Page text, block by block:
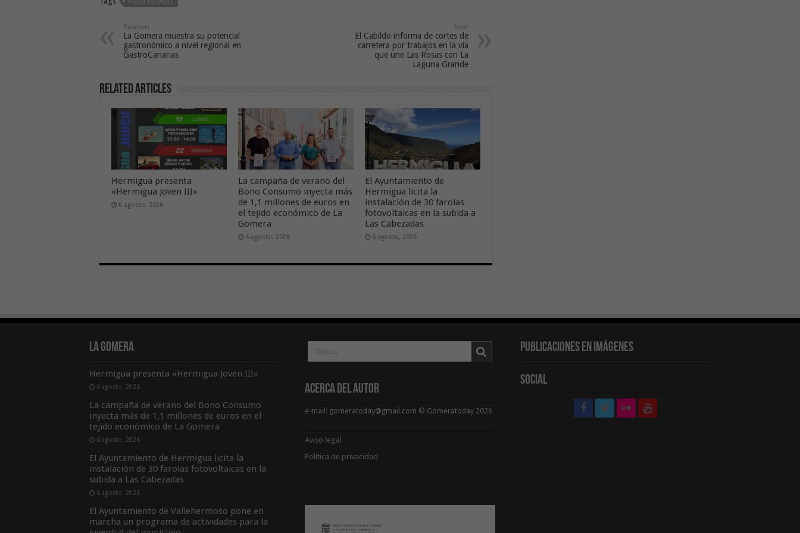
Previous
La Gomera muestra su potencial
gastronómico a nivel regional en
GastroCanarias
Next
El Cabildo informa de cortes de
carretera por trabajos en la vía
que une Las Rosas con La
Laguna Grande
Related Articles
Hermigua presenta
«Hermigua Joven III»
6 agosto, 2026
La campaña de verano del
Bono Consumo inyecta más
de 1,1 millones de euros en
el tejido económico de La
Gomera
6 agosto, 2026
El Ayuntamiento de
Hermigua licita la
instalación de 30 farolas
fotovoltaicas en la subida a
Las Cabezadas
6 agosto, 2026
La Gomera
Hermigua presenta «Hermigua Joven III»
6 agosto, 2026
La campaña de verano del Bono Consumo
inyecta más de 1,1 millones de euros en el
tejido económico de La Gomera
6 agosto, 2026
El Ayuntamiento de Hermigua licita la
instalación de 30 farolas fotovoltaicas en la
subida a Las Cabezadas
6 agosto, 2026
El Ayuntamiento de Vallehermoso pone en
marcha un programa de actividades para la
Acerca del Autor
e-mail: gomeratoday@gmail.com © Gomeratoday 2026
Aviso legal
Política de privacidad
Publicaciones en Imágenes
Social